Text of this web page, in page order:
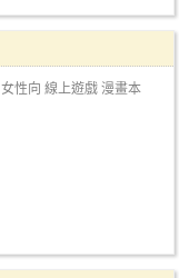
女性向 線上遊戲 漫畫本